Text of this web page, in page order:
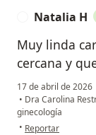
Natalia H
Muy linda
cercana y
17 de abril de 2026
• Dra Carolina
ginecología
• en opinión del
Reportar